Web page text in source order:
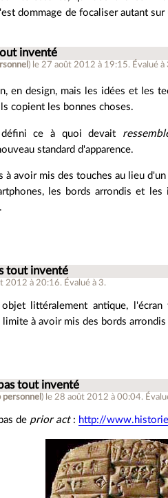
dommage de focaliser autant
inventé
) le 27 août 2012 à 19:15. Évalué à
en design, mais les idées et les
copient les bonnes choses.
défini ce à quoi devait
standard d'apparence.
à avoir mis des touches au lieu
les bords arrondis et
tout inventé
2012 à 20:16. Évalué à 3.
littéralement antique,
à avoir mis des bords
tout inventé
) le 28 août 2012 à 00:04.
de prior act: http://